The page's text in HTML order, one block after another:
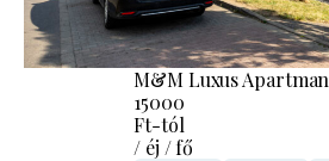
M&M Luxus Apartman
15000
Ft-tól
/ éj / fő